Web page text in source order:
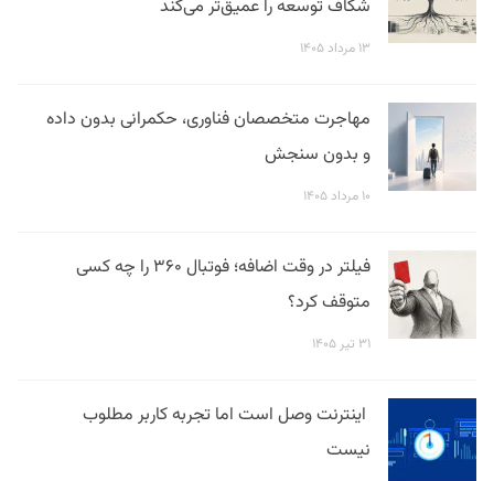
شکاف توسعه را عمیق‌تر می‌کند
۱۳ مرداد ۱۴۰۵
مهاجرت متخصصان فناوری، حکمرانی بدون داده
و بدون سنجش
۱۰ مرداد ۱۴۰۵
فیلتر در وقت اضافه؛ فوتبال ۳۶۰ را چه کسی
متوقف کرد؟
۳۱ تیر ۱۴۰۵
اینترنت وصل است اما تجربه کاربر مطلوب
نیست